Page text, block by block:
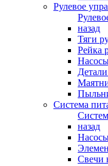
Рулевое
назад
Тяги
Рейка
Система
назад
Свечи